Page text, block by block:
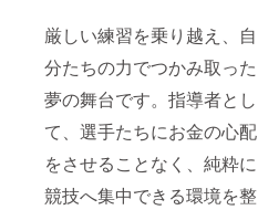
厳しい練習を乗り越え、自
分たちの力でつかみ取った
夢の舞台です。指導者とし
て、選手たちにお金の心配
をさせることなく、純粋に
競技へ集中できる環境を整